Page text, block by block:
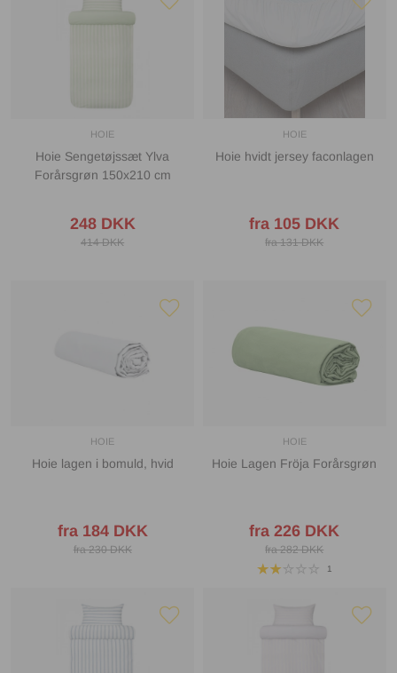
HOIE
Hoie Sengetøjssæt Ylva
Forårsgrøn 150x210 cm
248 DKK
414 DKK
HOIE
Hoie hvidt jersey faconlagen
fra 105 DKK
fra 131 DKK
HOIE
Hoie lagen i bomuld, hvid
fra 184 DKK
fra 230 DKK
HOIE
Hoie Lagen Fröja Forårsgrøn
fra 226 DKK
fra 282 DKK
1